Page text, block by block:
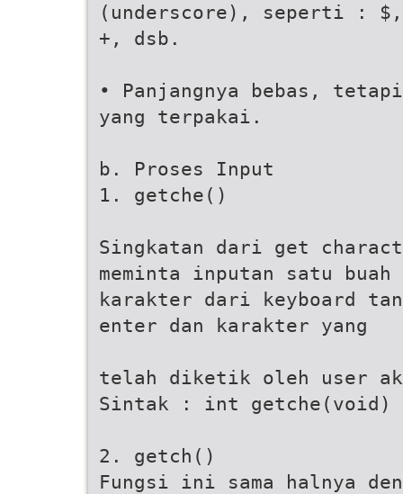
(underscore), seperti
+, dsb.
• Panjangnya bebas,
yang terpakai.
b. Proses Input
1. getche()
Singkatan dari get
meminta inputan satu buah
karakter dari keyboard
enter dan karakter yang
telah diketik oleh user
Sintak : int getche(void)
2. getch()
Fungsi ini sama halnya